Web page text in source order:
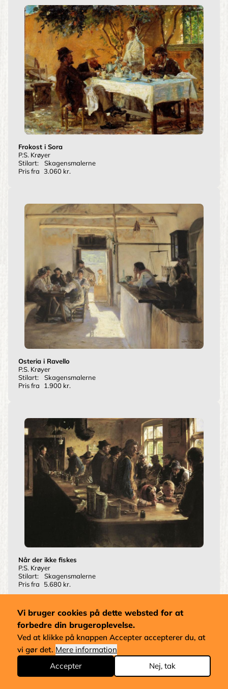
Frokost i Sora
P.S. Krøyer
Stilart:
Skagensmalerne
Pris fra 3.060 kr.
Osteria i Ravello
P.S. Krøyer
Stilart:
Skagensmalerne
Pris fra
1.900 kr.
Når der ikke fiskes
P.S. Krøyer
Stilart:
Skagensmalerne
Pris fra
5.680 kr.
Vi bruger cookies på dette websted for at
forbedre din brugeroplevelse.
Ved at klikke på knappen Accepter accepterer du, at
vi gør det. Mere information
Accepter
Nej, tak